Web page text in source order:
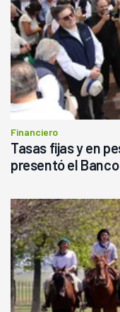
Financiero
Tasas fijas y en
presentó el